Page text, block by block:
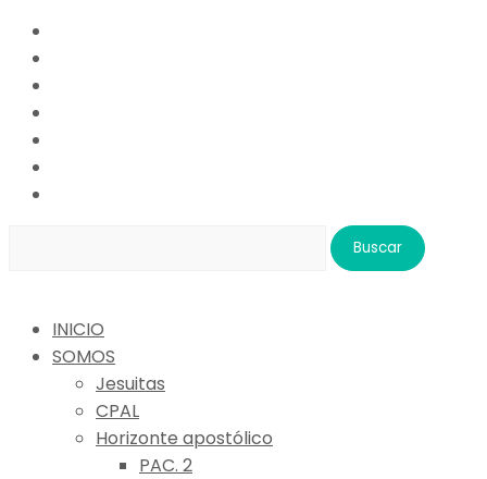
INICIO
SOMOS
Jesuitas
CPAL
Horizonte apostólico
PAC. 2